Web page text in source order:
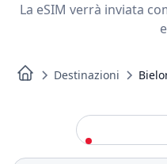
La eSIM verrà inviata
Destinazioni